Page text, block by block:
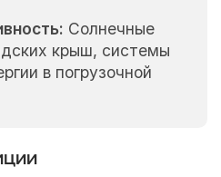
Солнечные
крыш, системы
в погрузочной